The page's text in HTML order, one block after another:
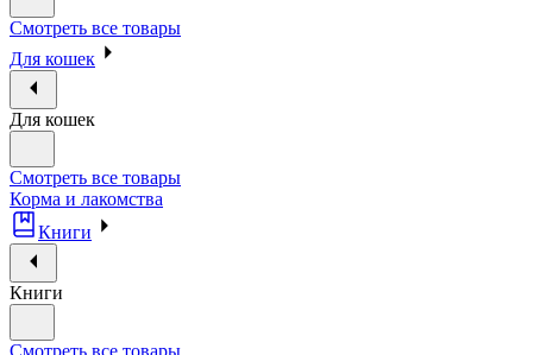
Смотреть все товары
Для кошек
Для кошек
Смотреть все товары
Корма и лакомства
Книги
Книги